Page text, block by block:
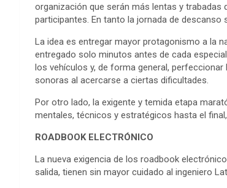
organización que serán más lentas y
participantes. En tanto la jornada de descanso
La idea es entregar mayor protagonismo a la
entregado solo minutos antes de cada
los vehículos y, de forma general,
sonoras al acercarse a ciertas dificultades.
Por otro lado, la exigente y temida etapa
mentales, técnicos y estratégicos hasta el
ROADBOOK ELECTRÓNICO
La nueva exigencia de los roadbook
salida, tienen sin mayor cuidado al ingeniero